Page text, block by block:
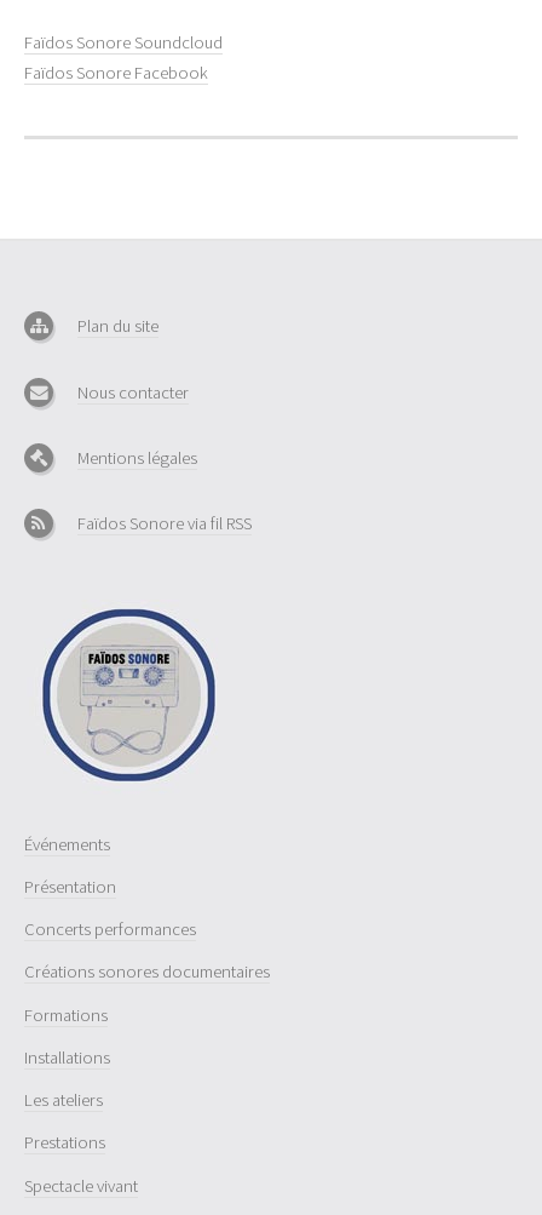
Faïdos Sonore Soundcloud
Faïdos Sonore Facebook
Plan du site
Nous contacter
Mentions légales
Faïdos Sonore via fil RSS
Événements
Présentation
Concerts performances
Créations sonores documentaires
Formations
Installations
Les ateliers
Prestations
Spectacle vivant